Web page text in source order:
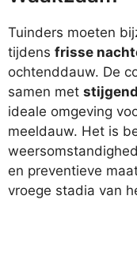
Tuinders moeten
tijdens frisse
ochtenddauw. De
samen met
ideale omgeving
meeldauw. Het is
en preventieve
vroege stadia van